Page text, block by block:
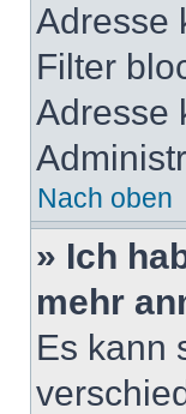
Adresse
Filter
Adresse
Nach oben
» Ich
mehr
Es kann